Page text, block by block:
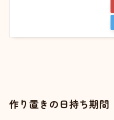
作り置きの日持ち期間